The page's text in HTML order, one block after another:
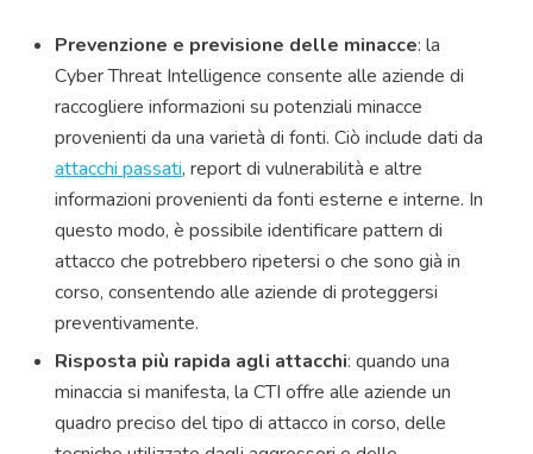
Prevenzione e previsione delle minacce: la
Cyber Threat Intelligence consente alle aziende di
raccogliere informazioni su potenziali minacce
provenienti da una varietà di fonti. Ciò include dati da
attacchi passati, report di vulnerabilità e altre
informazioni provenienti da fonti esterne e interne. In
questo modo, è possibile identificare pattern di
attacco che potrebbero ripetersi o che sono già in
corso, consentendo alle aziende di proteggersi
preventivamente.
Risposta più rapida agli attacchi: quando una
minaccia si manifesta, la CTI offre alle aziende un
quadro preciso del tipo di attacco in corso, delle